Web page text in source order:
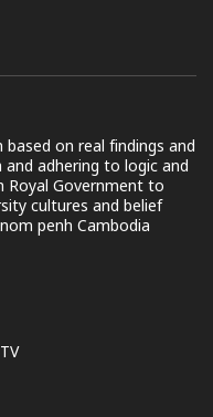
on real findings and
and adhering to logic and
Government to
cultures and belief
penh Cambodia